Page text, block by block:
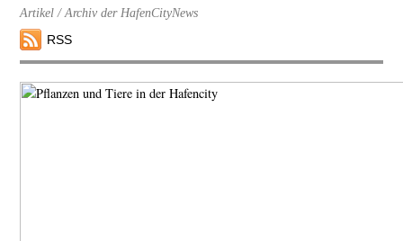
Artikel / Archiv der HafenCityNews
RSS